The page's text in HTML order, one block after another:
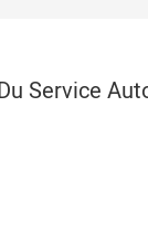
Service